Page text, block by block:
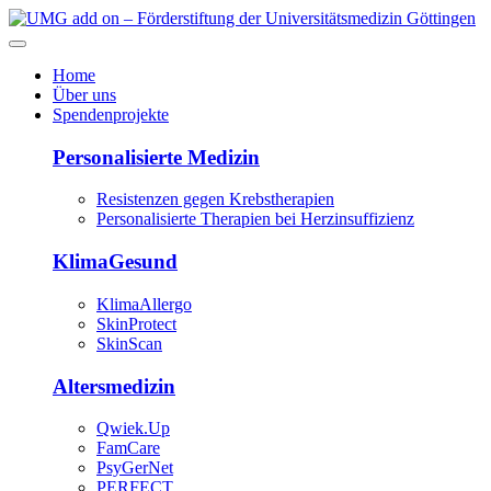
Home
Über uns
Spendenprojekte
Personalisierte Medizin
Resistenzen gegen Krebstherapien
Personalisierte Therapien bei Herzinsuffizienz
KlimaGesund
KlimaAllergo
SkinProtect
SkinScan
Altersmedizin
Qwiek.Up
FamCare
PsyGerNet